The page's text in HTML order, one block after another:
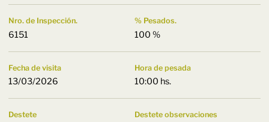
Nro. de Inspección.
6151
% Pesados.
100 %
Fecha de visita
13/03/2026
Hora de pesada
10:00 hs.
Destete Destete observaciones